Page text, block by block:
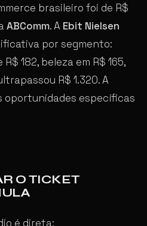
brasileiro foi de R$
ABComm. A Ebit Nielsen
por segmento:
182, beleza em R$ 165,
R$ 1.320. A
oportunidades específicas
O TICKET
é direta: